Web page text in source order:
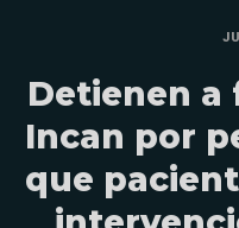
Detienen
Incan por
que